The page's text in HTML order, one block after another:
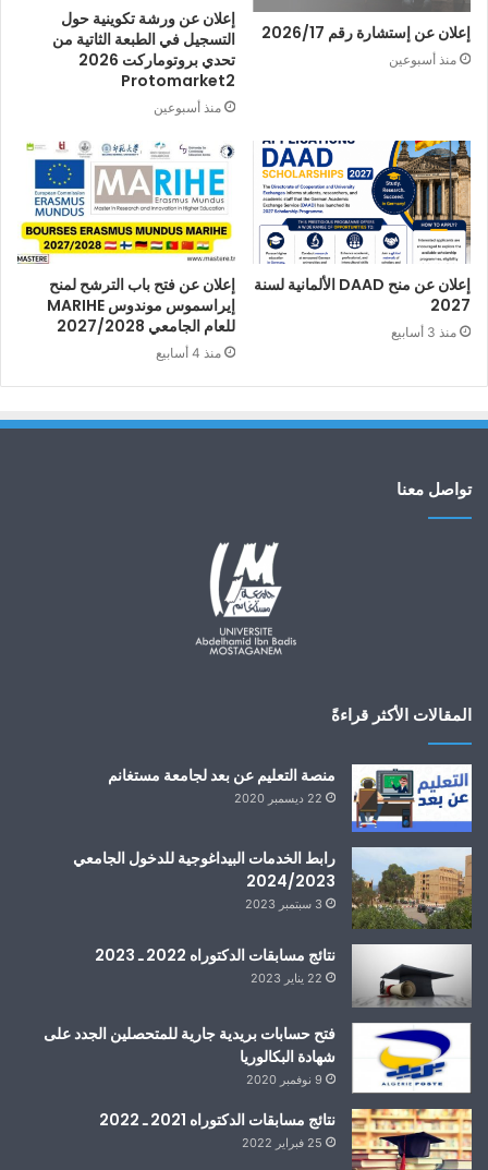
إعلان عن إستشارة رقم 2026/17
منذ أسبوعين
إعلان عن ورشة تكوينية حول
التسجيل في الطبعة الثاتية من
تحدي بروتوماركت 2026
Protomarket2
منذ أسبوعين
إعلان عن منح DAAD الألمانية لسنة
2027
منذ 3 أسابيع
إعلان عن فتح باب الترشح لمنح
إيراسموس موندوس MARIHE
للعام الجامعي 2027/2028
منذ 4 أسابيع
تواصل معنا
المقالات الأكثر قراءةً
منصة التعليم عن بعد لجامعة مستغانم
22 ديسمبر 2020
رابط الخدمات البيداغوجية للدخول الجامعي
2024/2023
3 سبتمبر 2023
نتائج مسابقات الدكتوراه 2022 ـ 2023
22 يناير 2023
فتح حسابات بريدية جارية للمتحصلين الجدد على
شهادة البكالوريا
9 نوفمبر 2020
نتائج مسابقات الدكتوراه 2021 ـ 2022
25 فبراير 2022